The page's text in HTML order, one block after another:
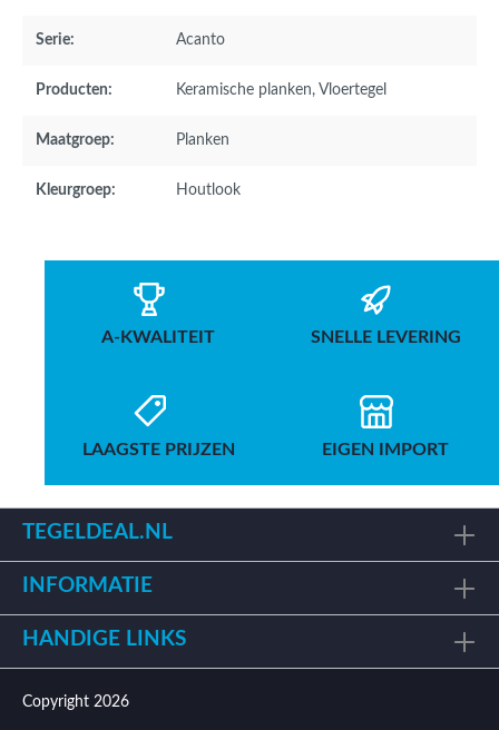
Serie: Acanto
Producten: Keramische planken, Vloertegel
Maatgroep: Planken
Kleurgroep: Houtlook
A-KWALITEIT SNELLE LEVERING
LAAGSTE PRIJZEN EIGEN IMPORT
TEGELDEAL.NL
INFORMATIE
HANDIGE LINKS
Copyright 2026